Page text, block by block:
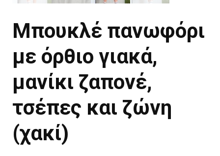
Μπουκλέ πανωφόρι
με όρθιο γιακά,
μανίκι ζαπονέ,
τσέπες και ζώνη
(χακί)